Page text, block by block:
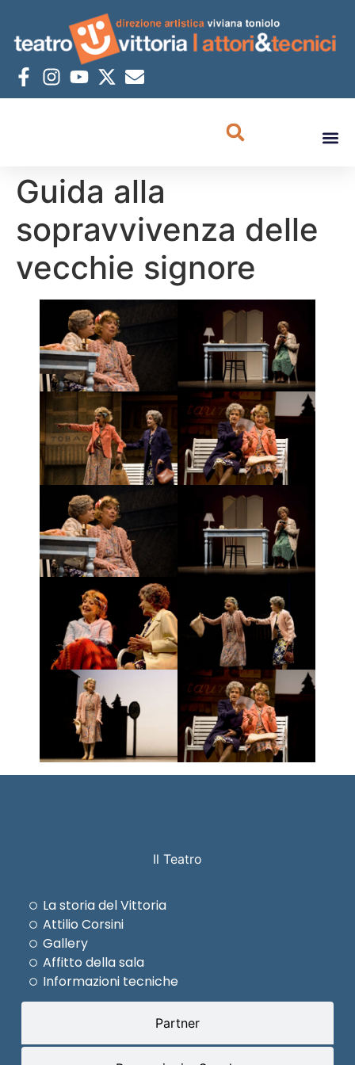
Guida alla
sopravvivenza delle
vecchie signore
Il Teatro
Partner
La storia del Vittoria
Attilio Corsini
Gallery
Affitto della sala
Informazioni tecniche